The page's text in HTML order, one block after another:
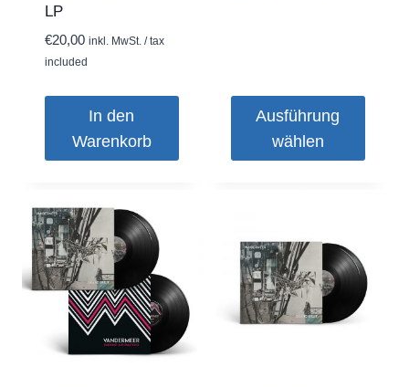
LP
€20,00 inkl. MwSt. / tax
included
In den
Warenkorb
Ausführung
wählen
mehrere
Varianten
auf.
Die